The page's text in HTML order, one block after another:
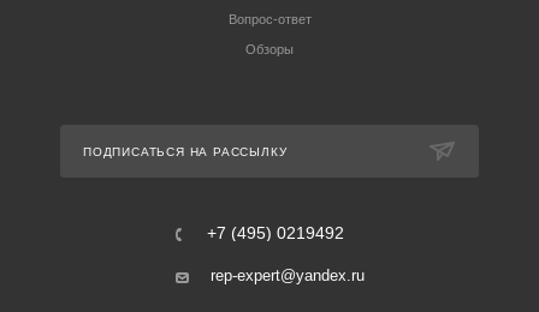
Вопрос-ответ
Обзоры
ПОДПИСАТЬСЯ НА РАССЫЛКУ
+7 (495) 0219492
rep-expert@yandex.ru